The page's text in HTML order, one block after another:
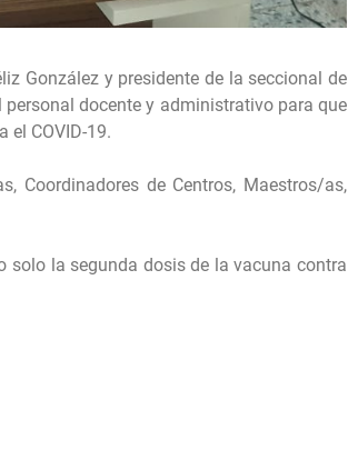
González y presidente de la seccional de
docente y administrativo para que
el COVID-19.
Coordinadores de Centros, Maestros/as,
solo la segunda dosis de la vacuna contra